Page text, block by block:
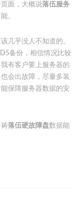
面，大概说落伍服务
。
几乎没人不知道的。
备份，相信情况比较
有客户要上服务器的
会出故障，尽量多装
保障服务器数据的安
落伍硬故障盘数据能